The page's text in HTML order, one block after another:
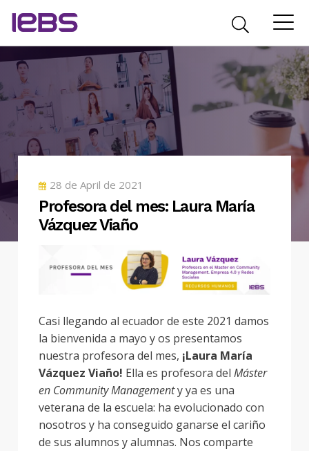
POSTED
ON
28 de April de 2021
Profesora del mes: Laura María
Vázquez Viaño
Casi llegando al ecuador de este 2021 damos
la bienvenida a mayo y os presentamos
nuestra profesora del mes, ¡Laura María
Vázquez Viaño! Ella es profesora delMáster
en Community Managementy ya es una
veterana de la escuela: ha evolucionado con
nosotros y ha conseguido ganarse el cariño
de sus alumnos y alumnas. Nos comparte